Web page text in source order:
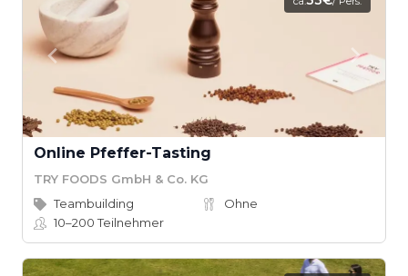
Online Pfeffer-Tasting
TRY FOODS GmbH & Co. KG
Teambuilding
Ohne
10–200Teilnehmer